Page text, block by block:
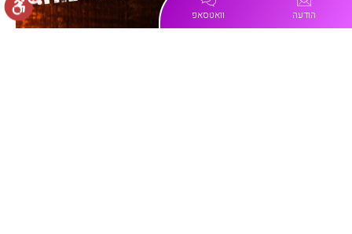
סטס אפוקסי
הודעה וואטסאפ